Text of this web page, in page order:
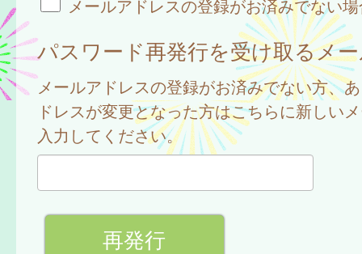
メールアドレスの登録がお済みでない
パスワード再発行を受け取るメ
メールアドレスの登録がお済みでない方、
ドレスが変更となった方はこちらに新しい
入力してください。